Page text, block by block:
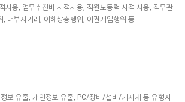
사용, 업무추진비 사적사용, 직원노동력 사적 사용, 직무관
, 내부자거래, 이해상충행위, 이권개입행위 등
보 유출, 개인정보 유출, PC/장비/설비/기자재 등 유형자